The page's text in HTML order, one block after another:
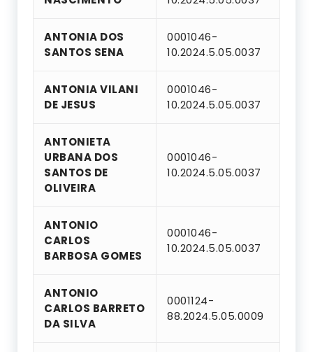
ANTONIA DOS
SANTOS SENA
0001046-
10.2024.5.05.0037
ANTONIA VILANI
DE JESUS
0001046-
10.2024.5.05.0037
ANTONIETA
URBANA DOS
SANTOS DE
OLIVEIRA
0001046-
10.2024.5.05.0037
ANTONIO
CARLOS
BARBOSA GOMES
0001046-
10.2024.5.05.0037
ANTONIO
CARLOS BARRETO
DA SILVA
0001124-
88.2024.5.05.0009